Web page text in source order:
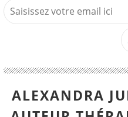
ALEXANDRA